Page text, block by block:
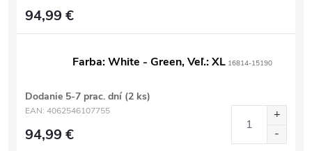
94,99 €
Farba: White - Green, Veľ.: XL 16814-15190
Dodanie 5-7 prac. dní (2 ks)
EAN: 4062546107755
94,99 €